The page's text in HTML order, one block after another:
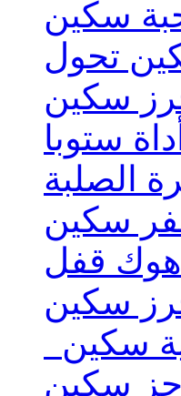
سكين
تحول
سكين
أداة ستوبا
الصلبة
سكين
هوك قفل
سكين
سكين
سكين